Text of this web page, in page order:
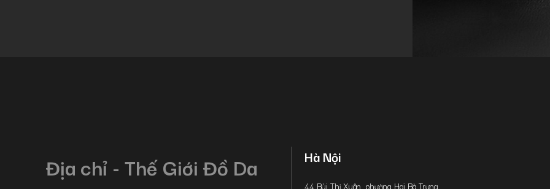
Địa chỉ - Thế Giới Đồ Da
Hà Nội
44 Bùi Thị Xuân, phường Hai Bà Trưng